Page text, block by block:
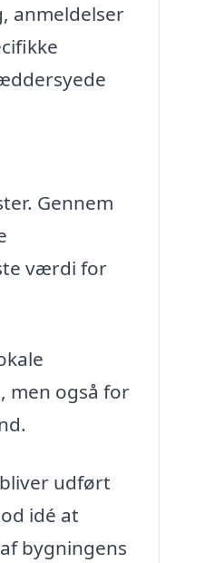
anmeldelser
Gennem
værdi for
men også for
udført
idé at
bygningens